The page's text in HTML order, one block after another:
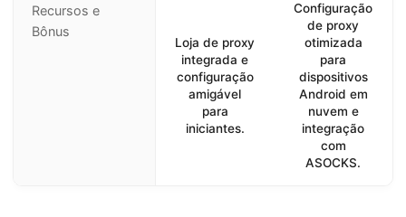
Recursos e
Bônus
Loja de proxy
integrada e
configuração
amigável
para
iniciantes.
Configuração
de proxy
otimizada
para
dispositivos
Android em
nuvem e
integração
com
ASOCKS.